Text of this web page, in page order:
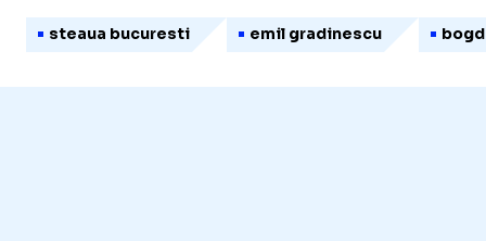
steaua bucuresti emil gradinescu